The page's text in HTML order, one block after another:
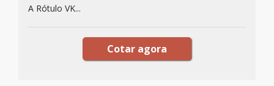
A Rótulo VK...
Cotar agora